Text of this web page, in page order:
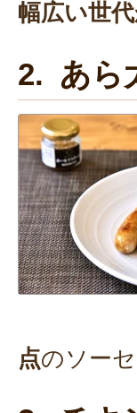
幅広い世
2. あら
点のソー